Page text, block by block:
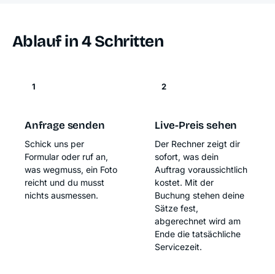
Ablauf in 4 Schritten
1
Anfrage senden
Schick uns per
Formular oder ruf an,
was wegmuss, ein Foto
reicht und du musst
nichts ausmessen.
2
Live-Preis sehen
Der Rechner zeigt dir
sofort, was dein
Auftrag voraussichtlich
kostet. Mit der
Buchung stehen deine
Sätze fest,
abgerechnet wird am
Ende die tatsächliche
Servicezeit.